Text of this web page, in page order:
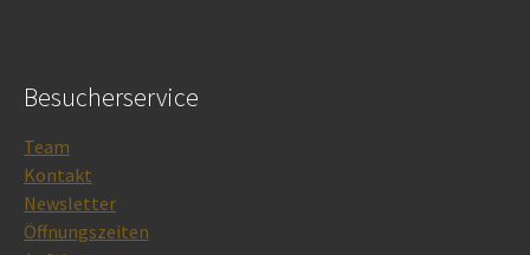
Besucherservice
Team
Kontakt
Newsletter
Öffnungszeiten